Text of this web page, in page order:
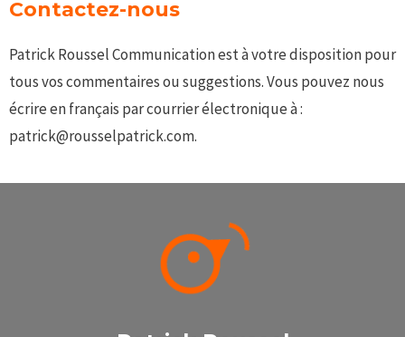
Contactez-nous
Patrick Roussel Communication est à votre disposition pour
tous vos commentaires ou suggestions. Vous pouvez nous
écrire en français par courrier électronique à :
patrick@rousselpatrick.com.